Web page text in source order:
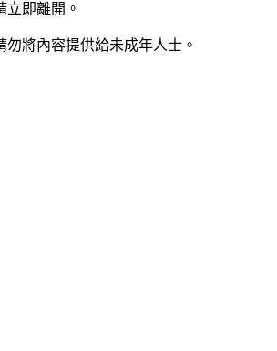
立即離開。
勿將內容提供給未成年人士。